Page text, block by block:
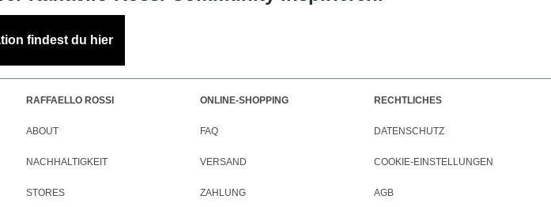
findest du hier
RAFFAELLO ROSSI
ABOUT
NACHHALTIGKEIT
STORES
ONLINE-SHOPPING
FAQ
VERSAND
ZAHLUNG
RECHTLICHES
DATENSCHUTZ
COOKIE-EINSTELLUNGEN
AGB